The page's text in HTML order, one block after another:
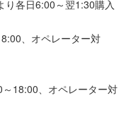
り各日6:00～翌1:30購入
、オペレーター対
18:00、オペレーター対